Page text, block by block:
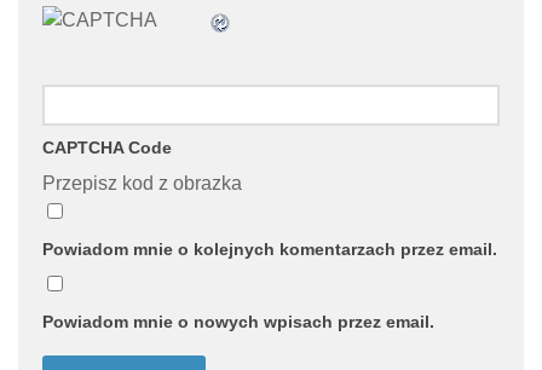
CAPTCHA Code
Przepisz kod z obrazka
Powiadom mnie o kolejnych komentarzach przez email.
Powiadom mnie o nowych wpisach przez email.